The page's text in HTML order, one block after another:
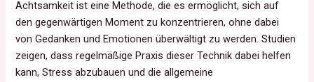
Achtsamkeit ist eine Methode, die es ermöglicht, sich auf
den gegenwärtigen Moment zu konzentrieren, ohne dabei
von Gedanken und Emotionen überwältigt zu werden. Studien
zeigen, dass regelmäßige Praxis dieser Technik dabei helfen
kann, Stress abzubauen und die allgemeine